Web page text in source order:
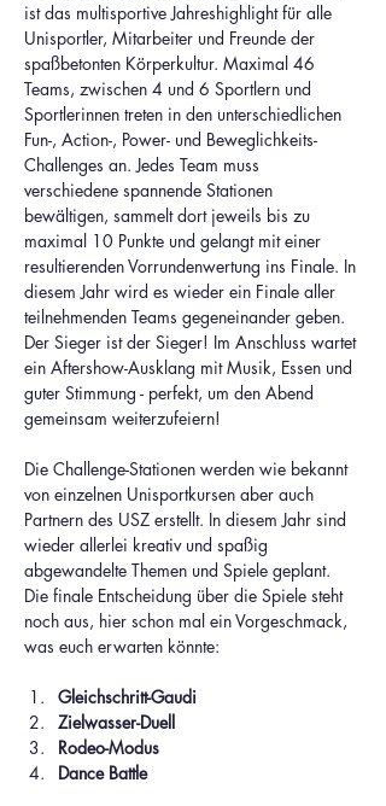
ist das multisportive Jahreshighlight für alle
Unisportler, Mitarbeiter und Freunde der
spaßbetonten Körperkultur. Maximal 46
Teams, zwischen 4 und 6 Sportlern und
Sportlerinnen treten in den unterschiedlichen
Fun-, Action-, Power- und Beweglichkeits-
Challenges an. Jedes Team muss
verschiedene spannende Stationen
bewältigen, sammelt dort jeweils bis zu
maximal 10 Punkte und gelangt mit einer
resultierenden Vorrundenwertung ins Finale. In
diesem Jahr wird es wieder ein Finale aller
teilnehmenden Teams gegeneinander geben.
Der Sieger ist der Sieger! Im Anschluss wartet
ein Aftershow-Ausklang mit Musik, Essen und
guter Stimmung - perfekt, um den Abend
gemeinsam weiterzufeiern!
Die Challenge-Stationen werden wie bekannt
von einzelnen Unisportkursen aber auch
Partnern des USZ erstellt. In diesem Jahr sind
wieder allerlei kreativ und spaßig
abgewandelte Themen und Spiele geplant.
Die finale Entscheidung über die Spiele steht
noch aus, hier schon mal ein Vorgeschmack,
was euch erwarten könnte:
Gleichschritt-Gaudi
Zielwasser-Duell
Rodeo-Modus
Dance Battle